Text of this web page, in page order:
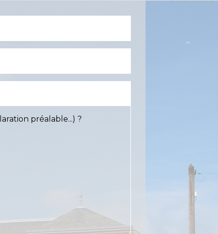
préalable...) ?